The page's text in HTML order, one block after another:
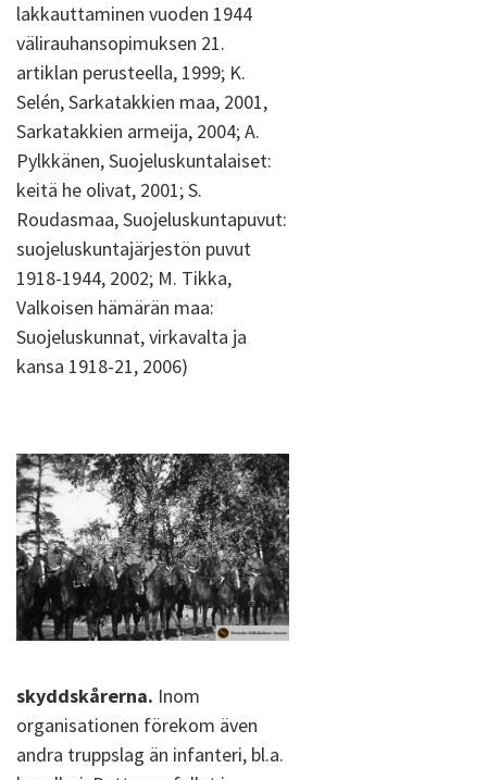
lakkauttaminen vuoden 1944
välirauhansopimuksen 21.
artiklan perusteella, 1999; K.
Selén, Sarkatakkien maa, 2001,
Sarkatakkien armeija, 2004; A.
Pylkkänen, Suojeluskuntalaiset:
keitä he olivat, 2001; S.
Roudasmaa, Suojeluskuntapuvut:
suojeluskuntajärjestön puvut
1918-1944, 2002; M. Tikka,
Valkoisen hämärän maa:
Suojeluskunnat, virkavalta ja
kansa 1918-21, 2006)
skyddskårerna. Inom
organisationen förekom även
andra truppslag än infanteri, bl.a.